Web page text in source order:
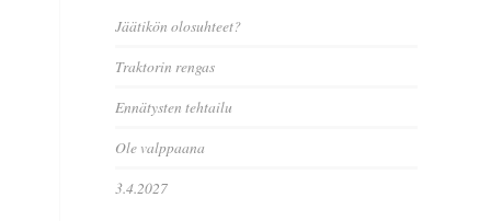
Jäätikön olosuhteet?
Traktorin rengas
Ennätysten tehtailu
Ole valppaana
3.4.2027